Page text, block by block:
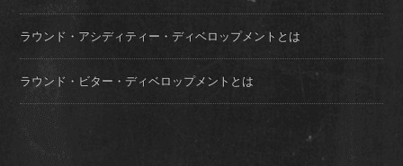
ラウンド・アシディティー・ディベロップメントとは
ラウンド・ビター・ディベロップメントとは